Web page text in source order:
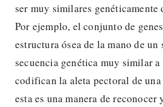
ser muy similares genéticamente
Por ejemplo, el conjunto de
estructura ósea de la mano de un
secuencia genética muy similar a
codifican la aleta pectoral de
esta es una manera de